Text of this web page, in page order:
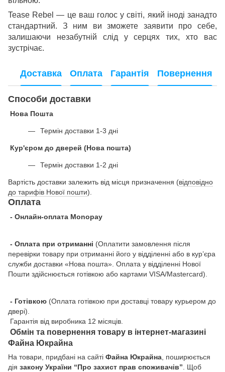
Tease Rebel — це ваш голос у світі, який іноді занадто
стандартний. З ним ви зможете заявити про себе,
залишаючи незабутній слід у серцях тих, хто вас
зустрічає.
Доставка Оплата Гарантія Повернення
Способи доставки
Нова Пошта
Термін доставки 1-3 дні
Кур'єром до дверей (Нова пошта)
Термін доставки 1-2 дні
Вартість доставки залежить від місця призначення (відповідно
до тарифів Нової пошти).
Оплата
- Онлайн-оплата Monopay
- Оплата при отриманні (Оплатити замовлення після
перевірки товару при отриманні його у відділенні або в кур’єра
служби доставки «Нова пошта». Оплата у відділенні Нової
Пошти здійснюється готівкою або картами VISA/Mastercard).
- Готівкою (Оплата готівкою при доставці товару курьером до
двері).
Гарантія від виробника 12 місяців.
Обмін та повернення товару в інтернет-магазині
Файна Юкрайна
На товари, придбані на сайті Файна Юкрайна, поширюється
дія закону України “Про захист прав споживачів”. Щоб